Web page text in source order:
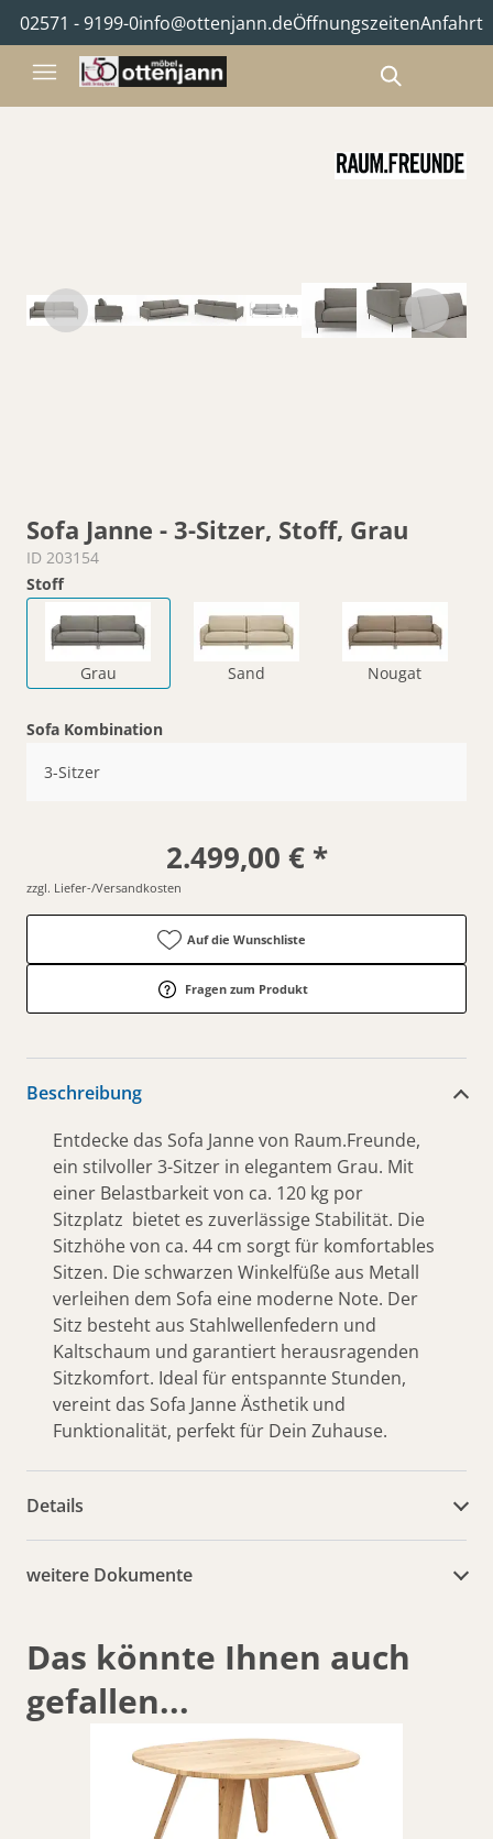
02571 - 9199-0info@ottenjann.deÖffnungszeitenAnfahrt
Sofa Janne - 3-Sitzer, Stoff, Grau
ID 203154
Stoff
Grau Sand Nougat
Sofa Kombination
3-Sitzer
2.499,00 € *
zzgl. Liefer-/Versandkosten
Auf die Wunschliste
Fragen zum Produkt
Beschreibung
Entdecke das Sofa Janne von Raum.Freunde,
ein stilvoller 3-Sitzer in elegantem Grau. Mit
einer Belastbarkeit von ca. 120 kg por
Sitzplatz bietet es zuverlässige Stabilität. Die
Sitzhöhe von ca. 44 cm sorgt für komfortables
Sitzen. Die schwarzen Winkelfüße aus Metall
verleihen dem Sofa eine moderne Note. Der
Sitz besteht aus Stahlwellenfedern und
Kaltschaum und garantiert herausragenden
Sitzkomfort. Ideal für entspannte Stunden,
vereint das Sofa Janne Ästhetik und
Funktionalität, perfekt für Dein Zuhause.
Details
weitere Dokumente
Das könnte Ihnen auch
gefallen...